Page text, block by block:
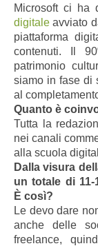
Microsoft ci ha
digitale avviato
piattaforma
contenuti. Il
patrimonio
siamo in fase di
al
Quanto è
Tutta la
nei canali
alla scuola
Dalla visura
un totale di
È così?
Le devo dare
anche delle
freelance,